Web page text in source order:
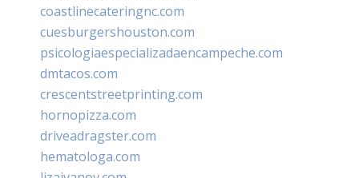
coastlinecateringnc.com
cuesburgershouston.com
psicologiaespecializadaencampeche.com
dmtacos.com
crescentstreetprinting.com
hornopizza.com
driveadragster.com
hematologa.com